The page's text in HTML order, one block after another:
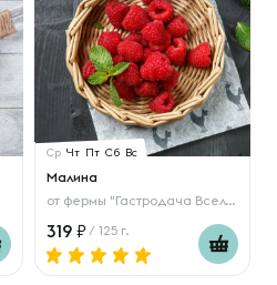
Ср Чт Пт Сб Вс
Малина
от фермы "Гастродача Вселуг"
319 / 125 г.